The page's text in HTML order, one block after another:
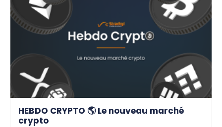
HEBDO CRYPTO 🌎 Le nouveau marché
crypto